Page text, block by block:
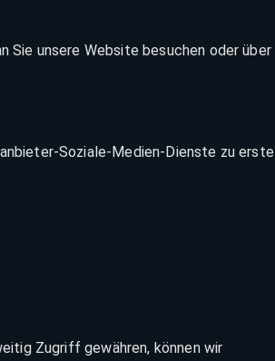
Sie unsere Website besuchen oder über
Soziale-Medien-Dienste zu
Zugriff gewähren, können wir